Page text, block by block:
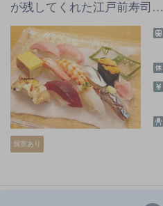
が残してくれた江戸前寿司…
個室あり